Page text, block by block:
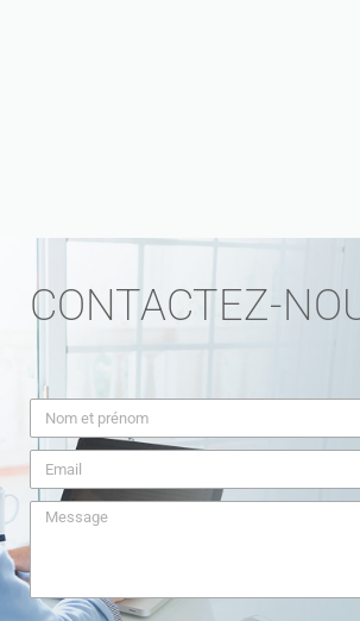
CONTACTEZ-